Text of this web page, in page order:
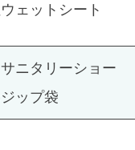
ェットシート
ニタリーショー
ップ袋